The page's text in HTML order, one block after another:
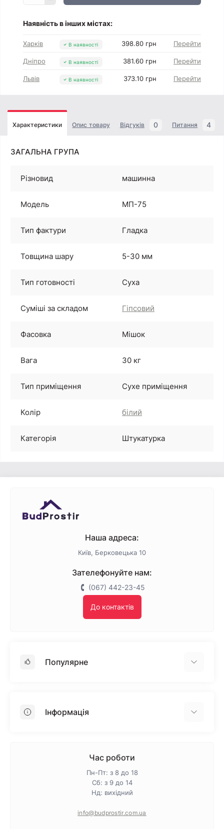
Наявність в інших містах:
Харків В наявності 398.80 грн Перейти
Дніпро В наявності 381.60 грн Перейти
Львів В наявності 373.10 грн Перейти
Характеристики Опис товару Відгуків 0 Питання 4
ЗАГАЛЬНА ГРУПА
Різновид машинна
Модель МП-75
Тип фактури Гладка
Товщина шару 5-30 мм
Тип готовності Суха
Суміші за складом Гіпсовий
Фасовка Мішок
Вага 30 кг
Тип приміщення Сухе приміщення
Колір білий
Категорія Штукатурка
Наша адреса:
Київ, Берковецька 10
Зателефонуйте нам:
(067) 442-23-45
До контактів
Популярне
ПінопластІнформація
Гарантія та повернення
Політика конфіденційності
Час роботи
Пн-Пт: з 8 до 18
Сб: з 9 до 14
Нд: вихідний
info@budprostir.com.ua